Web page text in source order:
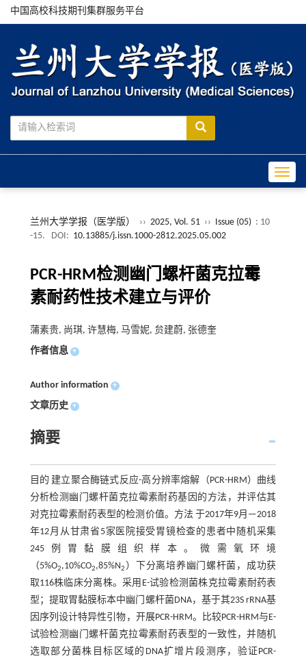
中国高校科技期刊集群服务平台
兰州大学学报（医学版） ›› 2025, Vol. 51 ›› Issue (05) : 10
-15.
DOI: 10.13885/j.issn.1000-2812.2025.05.002
PCR-HRM检测幽门螺杆菌克拉霉
素耐药性技术建立与评价
蒲素贵, 尚琪, 许慧梅, 马雪妮, 贠建蔚, 张德奎
作者信息 +
Author information +
文章历史 +
摘要
目的 建立聚合酶链式反应-高分辨率熔解（PCR-HRM）曲线
分析检测幽门螺杆菌克拉霉素耐药基因的方法，并评估其
对克拉霉素耐药表型的检测价值。方法 于2017年9月—2018
年12月从甘肃省5家医院接受胃镜检查的患者中随机采集
245例胃黏膜组织样本。微需氧环境
（5%O2,10%CO2,85%N2 ）下分离培养幽门螺杆菌，成功获
取116株临床分离株。采用E-试验检测菌株克拉霉素耐药表
型；提取胃黏膜标本中幽门螺杆菌DNA，基于其23S rRNA基
因序列设计特异性引物，开展PCR-HRM。比较PCR-HRM与E-
试验检测幽门螺杆菌克拉霉素耐药表型的一致性，并随机
选取部分菌株目标区域的DNA扩增片段测序，验证PCR-